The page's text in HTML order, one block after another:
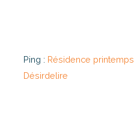
Ping : Résidence
Désirdelire